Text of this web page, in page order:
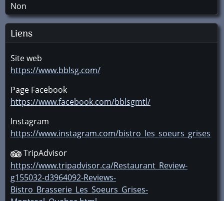
Non
Liens
Site web
https://www.bblsg.com/
Page Facebook
https://www.facebook.com/bblsgmtl/
Instagram
https://www.instagram.com/bistro_les_soeurs_grises
TripAdvisor
https://www.tripadvisor.ca/Restaurant_Review-
g155032-d3964092-Reviews-
Bistro_Brasserie_Les_Soeurs_Grises-